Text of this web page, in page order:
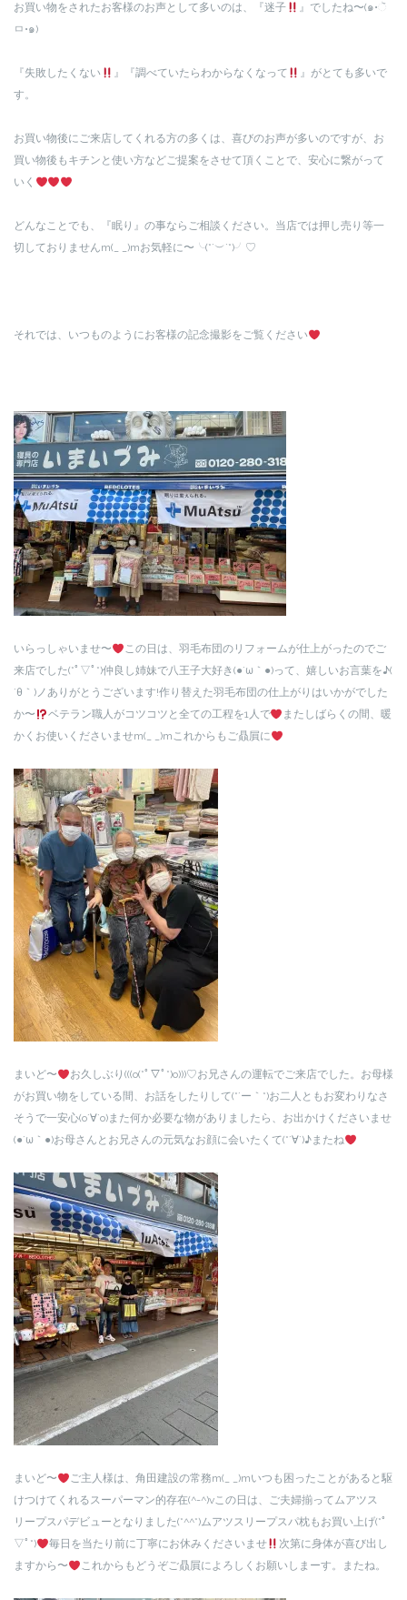
お買い物をされたお客様のお声として多いのは、『迷子
』でしたね〜(๑•ૅ
ㅁ•๑)
『失敗したくない 』『調べていたらわからなくなって
』がとても多いで
す。
お買い物後にご来店してくれる方の多くは、喜びのお声が多いのですが、お
買い物後もキチンと使い方などご提案をさせて頂くことで、安心に繋がって
いく
どんなことでも、『眠り』の事ならご相談ください。当店では押し売り等一
切しておりませんm(_ _)mお気軽に〜╰(*´︶`*)╯♡
それでは、いつものようにお客様の記念撮影をご覧ください
いらっしゃいませ〜
この日は、羽毛布団のリフォームが仕上がったのでご
来店でした(*ﾟ▽ﾟ*)仲良し姉妹で八王子大好き(●´ω｀●)って、嬉しいお言葉を♪(
´θ｀)ノありがとうございます!作り替えた羽毛布団の仕上がりはいかがでした
か〜
ベテラン職人がコツコツと全ての工程を1人で
またしばらくの間、暖
かくお使いくださいませm(_ _)mこれからもご贔屓に
まいど〜
お久しぶり(((o(*ﾟ▽ﾟ*)o)))♡お兄さんの運転でご来店でした。お母様
がお買い物をしている間、お話をしたりして(*´ー｀*)お二人ともお変わりなさ
そうで一安心(о´∀`о)また何か必要な物がありましたら、お出かけくださいませ
(●´ω｀●)お母さんとお兄さんの元気なお顔に会いたくて(*´∀`)♪またね
まいど〜
ご主人様は、角田建設の常務m(_ _)mいつも困ったことがあると駆
けつけてくれるスーパーマン的存在(^-^)vこの日は、ご夫婦揃ってムアツス
リープスパデビューとなりました(*^^*)ムアツスリープスパ枕もお買い上げ(*ﾟ
▽ﾟ*)
毎日を当たり前に丁寧にお休みくださいませ
次第に身体が喜び出し
ますから〜
これからもどうぞご贔屓によろしくお願いしまーす。またね。